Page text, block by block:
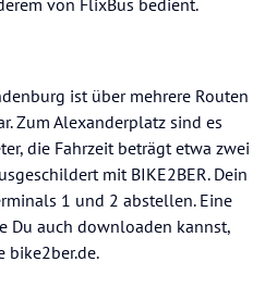
von FlixBus bedient.
ist über mehrere Routen
Zum Alexanderplatz sind es
die Fahrzeit beträgt etwa zwei
mit BIKE2BER. Dein
1 und 2 abstellen. Eine
Du auch downloaden kannst,
bike2ber.de.